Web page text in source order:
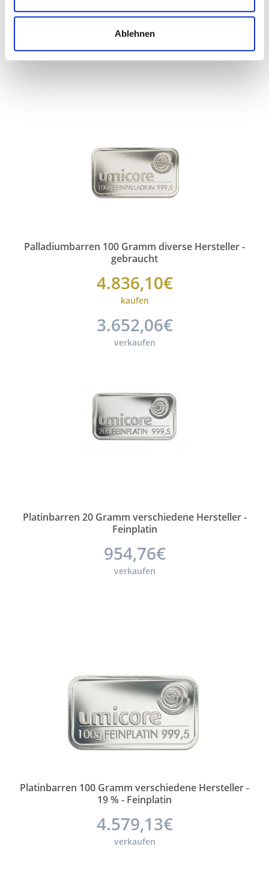
Ablehnen
1.752,71€
kaufen
Palladiumbarren 100 Gramm diverse Hersteller -
gebraucht
4.836,10€
kaufen
3.652,06€
verkaufen
Platinbarren 20 Gramm verschiedene Hersteller -
Feinplatin
954,76€
verkaufen
Platinbarren 100 Gramm verschiedene Hersteller -
19 % - Feinplatin
4.579,13€
verkaufen